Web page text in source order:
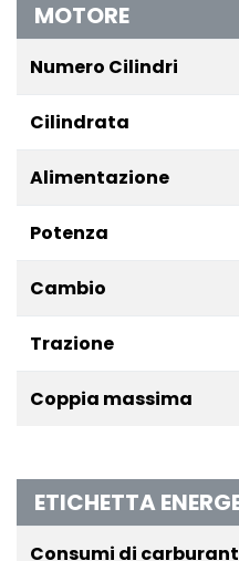
MOTORE
Numero Cilindri
Cilindrata
Alimentazione
Potenza
Cambio
Trazione
Coppia massima
ETICHETTA
Consumi di